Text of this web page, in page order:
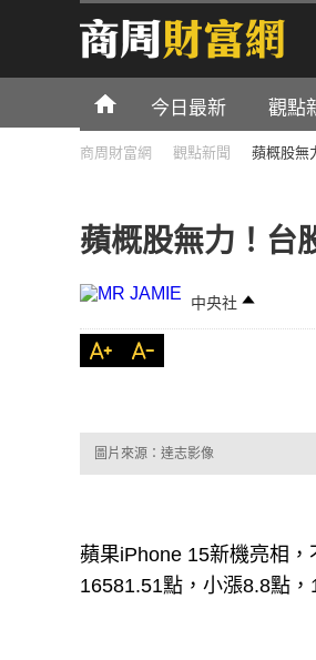
今日最新 觀點
商周財富網 觀點新聞 蘋概股無
蘋概股無力！台
中央社
圖片來源：達志影像
蘋果iPhone 15新機亮相
16581.51點，小漲8.8點